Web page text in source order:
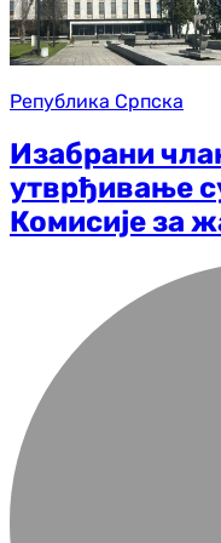
Република Српска
Изабрани
утврђивање
Комисије за